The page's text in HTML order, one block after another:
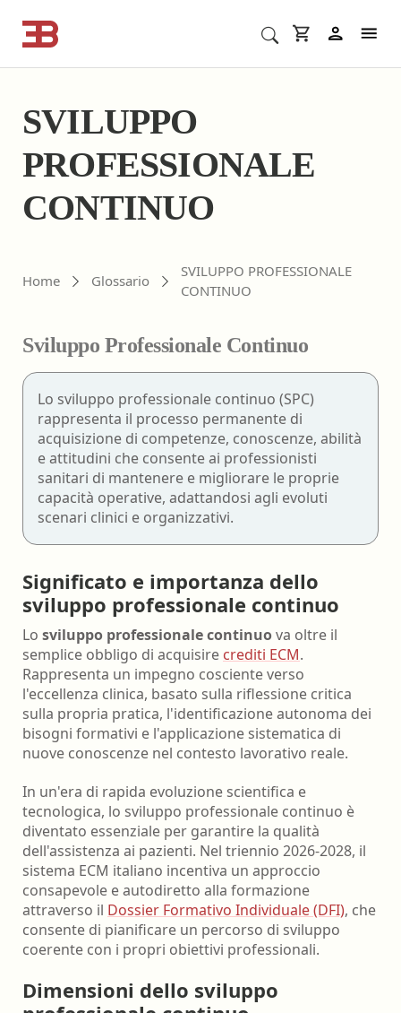
Cerca corsi ECM o altro
SVILUPPO
PROFESSIONALE
CONTINUO
Home Glossario
SVILUPPO PROFESSIONALE
CONTINUO
Sviluppo Professionale Continuo
Lo sviluppo professionale continuo (SPC)
rappresenta il processo permanente di
acquisizione di competenze, conoscenze, abilità
e attitudini che consente ai professionisti
sanitari di mantenere e migliorare le proprie
capacità operative, adattandosi agli evoluti
scenari clinici e organizzativi.
Significato e importanza dello
sviluppo professionale continuo
Lo sviluppo professionale continuova oltre il
semplice obbligo di acquisire crediti ECM.
Rappresenta un impegno cosciente verso
l'eccellenza clinica, basato sulla riflessione critica
sulla propria pratica, l'identificazione autonoma dei
bisogni formativi e l'applicazione sistematica di
nuove conoscenze nel contesto lavorativo reale.
In un'era di rapida evoluzione scientifica e
tecnologica, lo sviluppo professionale continuo è
diventato essenziale per garantire la qualità
dell'assistenza ai pazienti. Nel triennio 2026-2028, il
sistema ECM italiano incentiva un approccio
consapevole e autodiretto alla formazione
attraverso il Dossier Formativo Individuale (DFI), che
consente di pianificare un percorso di sviluppo
coerente con i propri obiettivi professionali.
Dimensioni dello sviluppo